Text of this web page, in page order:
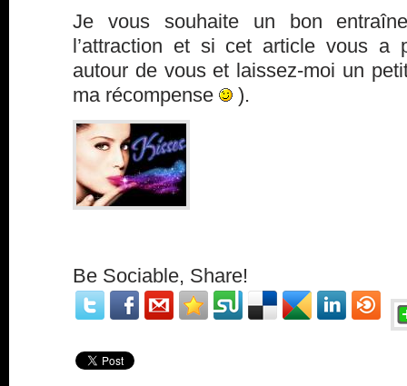
Je vous souhaite un bon
l’attraction et si cet article vous a
autour de vous et laissez-moi un
ma récompense
).
Be Sociable, Share!